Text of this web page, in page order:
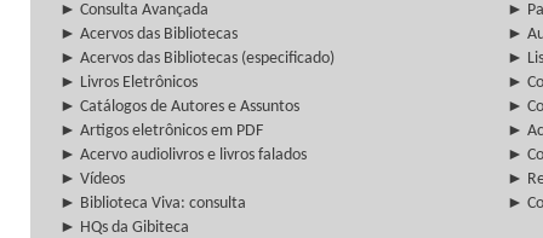
► Consulta Avançada
►
► Acervos das Bibliotecas
►
► Acervos das Bibliotecas (especificado)
►
► Livros Eletrônicos
►
► Catálogos de Autores e Assuntos
►
► Artigos eletrônicos em PDF
►
► Acervo audiolivros e livros falados
►
► Vídeos
►
► Biblioteca Viva: consulta
►
► HQs da Gibiteca